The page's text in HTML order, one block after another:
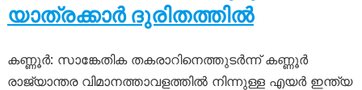
യാത്രക്കാർ ദുരിതത്തിൽ
കണ്ണൂർ: സാങ്കേതിക തകരാറിനെത്തുടർന്ന് കണ്ണൂർ
രാജ്യാന്തര വിമാനത്താവളത്തിൽ നിന്നുള്ള എയർ ഇന്ത്യ